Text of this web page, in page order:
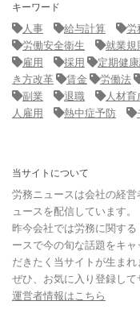
キーワード
人事
給与計算 労
労働安全衛生
就業規
雇用
採用 定期健
き方改革
賃金 労働法
副業
退職 人材育
人雇用
熱中症予防
当サイトについて
労務ニュースは会社の経
ュースを配信しています。
昨今会社では労務に関す
ースで今の旬な話題をキ
だきたく当サイトが生まれ
ぜひ、お気に入り登録して
運営者情報はこちら